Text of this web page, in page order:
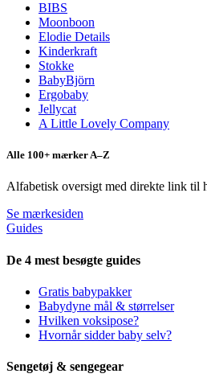
BIBS
Moonboon
Elodie Details
Kinderkraft
Stokke
BabyBjörn
Ergobaby
Jellycat
A Little Lovely Company
Alle 100+ mærker A–Z
Alfabetisk oversigt med direkte link til
Se mærkesiden
Guides
De 4 mest besøgte guides
Gratis babypakker
Babydyne mål & størrelser
Hvilken voksipose?
Hvornår sidder baby selv?
Sengetøj & sengegear